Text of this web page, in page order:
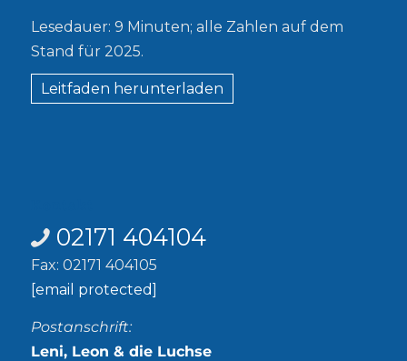
Lesedauer: 9 Minuten; alle Zahlen auf dem
Stand für 2025.
Leitfaden herunterladen
02171 404104
Fax: 02171 404105
[email protected]
Postanschrift:
Leni, Leon & die Luchse